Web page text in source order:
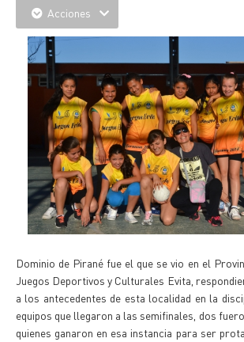
Acciones
Dominio de Pirané fue el que se vio en el
Juegos Deportivos y Culturales Evita,
a los antecedentes de esta localidad en la
equipos que llegaron a las semifinales, dos
quienes ganaron en esa instancia para ser